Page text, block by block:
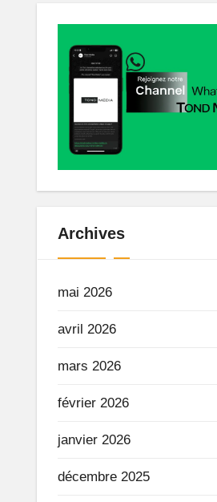
Archives
mai 2026
avril 2026
mars 2026
février 2026
janvier 2026
décembre 2025